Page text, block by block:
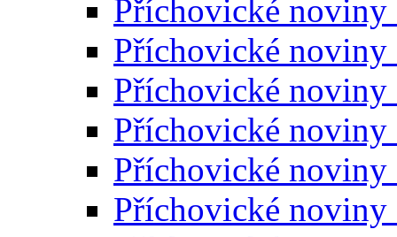
Příchovické noviny
Příchovické noviny
Příchovické noviny
Příchovické noviny
Příchovické noviny
Příchovické noviny